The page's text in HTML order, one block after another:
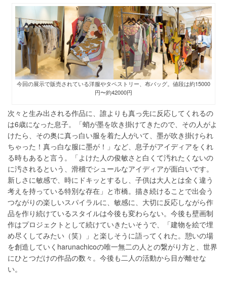
今回の展示で販売されている洋服やタペストリー、布バッグ。値段は約15000
円〜約42000円
次々と生み出される作品に、誰よりも真っ先に反応してくれるの
は6歳になった息子。「蛸が墨を吹き掛けてきたので、その人がよ
けたら、その奥に真っ白い服を着た人がいて、墨が吹き掛けられ
ちゃった！真っ白な服に墨が！」など、息子がアイディアをくれ
る時もあると言う。「よけた人の俊敏さと白くて汚れたくないの
に汚されるという、滑稽でシュールなアイディアが面白いです。
新しさに敏感で、時にドキッとするし、子供は大人とは全く違う
考えを持っている特別な存在」と市橋。描き続けることで出会う
つながりの楽しいスパイラルに、敏感に、大切に反応しながら作
品を作り続けているスタイルは今後も変わらない。今後も壁画制
作はプロジェクトとして続けていきたいそうで、「建物を絵で埋
め尽くしてみたい（笑）」と楽しそうに語ってくれた。憩いの場
を創造していくharunachicoの唯一無二の人との繋がり方と、世界
にひとつだけの作品の数々。今後も二人の活動から目が離せな
い。